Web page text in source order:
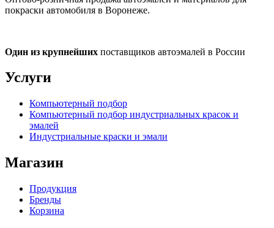
покраски автомобиля в Воронеже.
Один из крупнейших поставщиков автоэмалей в России
Услуги
Компьютерный подбор
Компьютерный подбор индустриальных красок и
эмалей
Индустриальные краски и эмали
Магазин
Продукция
Бренды
Корзина